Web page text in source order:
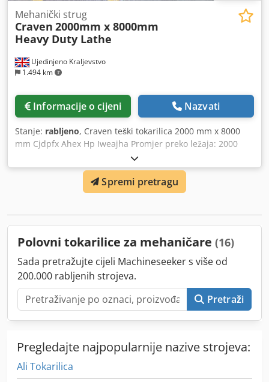
Ujedinjeno Kraljevstvo
1.494 km
Mehanički strug
Craven 2000mm x 8000mm
Heavy Duty Lathe
Informacije o cijeni Nazvati
Stanje: rabljeno, Craven teški tokarilica 2000 mm x 8000
mm Cjdpfx Ahex Hp Iweajha Promjer preko ležaja: 2000
mm Promjer preko nosača: 1500 mm Razmak između
centara: 8.000 mm Glavni pogon: 60 kW Nosivost: 40 tona
Brzina vretena: 2 – 152 o/min Podupirači Produžetak ležaja:
Spremi pretragu
Polovni tokarilice za mehaničare (16)
Sada pretražujte cijeli Machineseeker s više od
200.000 rabljenih strojeva.
Pretraži
Pregledajte najpopularnije nazive strojeva:
Ali Tokarilica